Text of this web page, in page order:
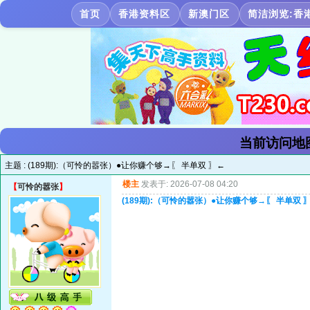
首页 香港资料区 新澳门区 简洁浏览:香
当前访问地
主题 : (189期):（可怜的嚣张）●让你赚个够→〖 半单双 〗←
【可怜的嚣张】 楼主 发表于: 2026-07-08 04:20
(189期):（可怜的嚣张）●让你赚个够→〖 半单双